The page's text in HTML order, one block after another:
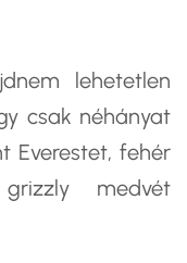
lehetetlen
csak néhányat
Everestet, fehér
medvét